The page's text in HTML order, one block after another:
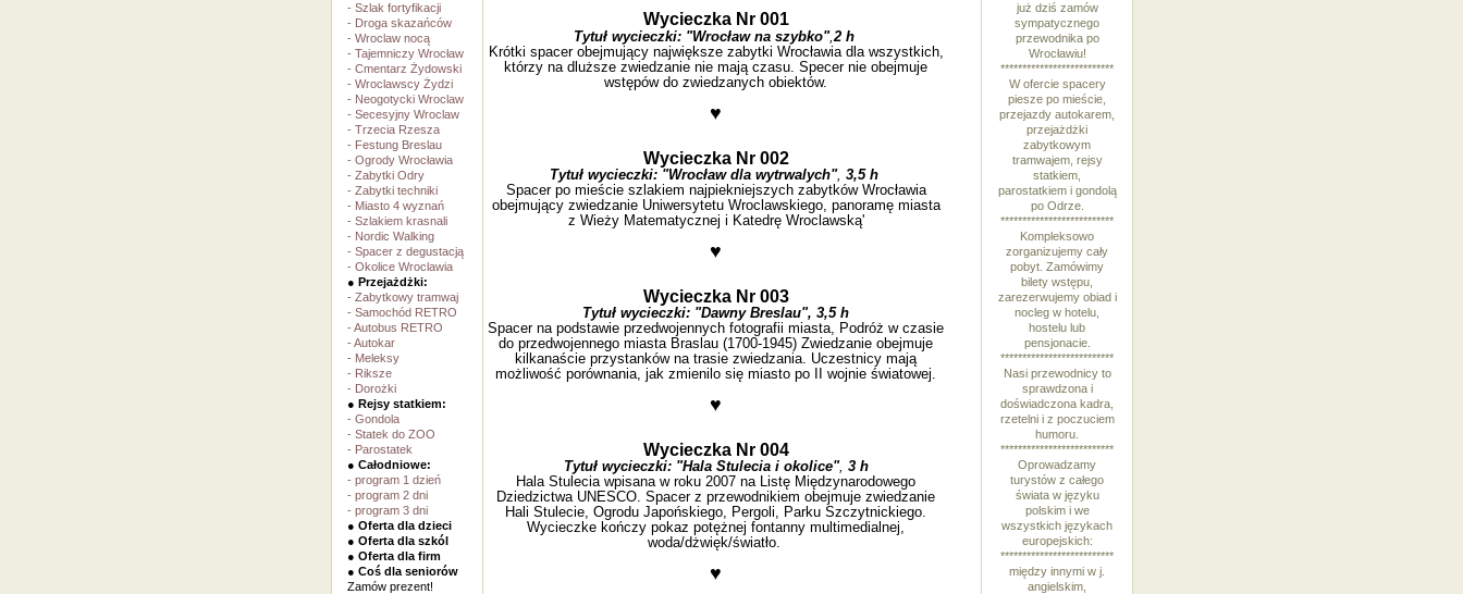
- Szlak fortyfikacji
- Droga skazańców
- Wroclaw nocą
- Tajemniczy Wrocław
- Cmentarz Żydowski
- Wroclawscy Żydzi
- Neogotycki Wroclaw
- Secesyjny Wroclaw
- Trzecia Rzesza
- Festung Breslau
- Ogrody Wrocławia
- Zabytki Odry
- Zabytki techniki
- Miasto 4 wyznań
- Szlakiem krasnali
- Nordic Walking
- Spacer z degustacją
- Okolice Wroclawia
● Przejażdżki:
- Zabytkowy tramwaj
- Samochód RETRO
- Autobus RETRO
- Autokar
- Meleksy
- Riksze
- Dorożki
● Rejsy statkiem:
- Gondola
- Statek do ZOO
- Parostatek
● Całodniowe:
- program 1 dzień
- program 2 dni
- program 3 dni
● Oferta dla dzieci
● Oferta dla szkól
● Oferta dla firm
● Coś dla seniorów
Zamów prezent!
Wycieczka Nr 001
Tytuł wycieczki: "Wrocław na szybko",2 h
Krótki spacer obejmujący największe zabytki Wrocławia dla wszystkich,
którzy na dluższe zwiedzanie nie mają czasu. Specer nie obejmuje
wstępów do zwiedzanych obiektów.
♥
Wycieczka Nr 002
Tytuł wycieczki: "Wrocław dla wytrwalych", 3,5 h
Spacer po mieście szlakiem najpiekniejszych zabytków Wrocławia
obejmujący zwiedzanie Uniwersytetu Wroclawskiego, panoramę miasta
z Wieży Matematycznej i Katedrę Wroclawską'
♥
Wycieczka Nr 003
Tytuł wycieczki: "Dawny Breslau", 3,5 h
Spacer na podstawie przedwojennych fotografii miasta, Podróż w czasie
do przedwojennego miasta Braslau (1700-1945) Zwiedzanie obejmuje
kilkanaście przystanków na trasie zwiedzania. Uczestnicy mają
możliwość porównania, jak zmienilo się miasto po II wojnie światowej.
♥
Wycieczka Nr 004
Tytuł wycieczki: "Hala Stulecia i okolice", 3 h
Hala Stulecia wpisana w roku 2007 na Listę Międzynarodowego
Dziedzictwa UNESCO. Spacer z przewodnikiem obejmuje zwiedzanie
Hali Stulecie, Ogrodu Japońskiego, Pergoli, Parku Szczytnickiego.
Wycieczke kończy pokaz potężnej fontanny multimedialnej,
woda/dżwięk/światło.
♥
już dziś zamów
sympatycznego
przewodnika po
Wrocławiu!
**************************
W ofercie spacery
piesze po mieście,
przejazdy autokarem,
przejażdżki
zabytkowym
tramwajem, rejsy
statkiem,
parostatkiem i gondolą
po Odrze.
**************************
Kompleksowo
zorganizujemy cały
pobyt. Zamówimy
bilety wstępu,
zarezerwujemy obiad i
nocleg w hotelu,
hostelu lub
pensjonacie.
**************************
Nasi przewodnicy to
sprawdzona i
doświadczona kadra,
rzetelni i z poczuciem
humoru.
**************************
Oprowadzamy
turystów z całego
świata w języku
polskim i we
wszystkich językach
europejskich:
**************************
między innymi w j.
angielskim,